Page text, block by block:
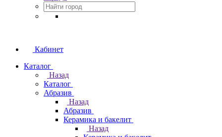
Кабинет
Каталог
Назад
Каталог
Абразив
Назад
Абразив
Керамика и бакелит
Назад